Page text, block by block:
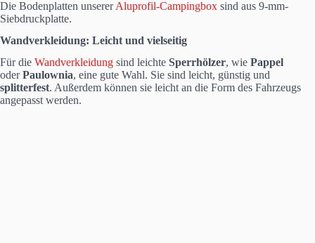
Die Bodenplatten unsererAluprofil-Campingbox sind aus 9-mm-
Siebdruckplatte.
Wandverkleidung: Leicht und vielseitig
Für die Wandverkleidung sind leichte Sperrhölzer, wie Pappel
oderPaulownia, eine gute Wahl. Sie sind leicht, günstig und
splitterfest. Außerdem können sie leicht an die Form des Fahrzeugs
angepasst werden.